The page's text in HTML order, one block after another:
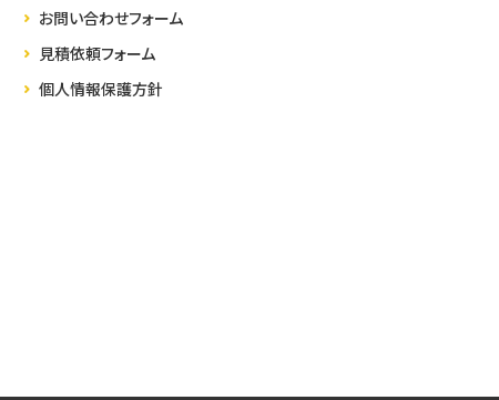
お問い合わせフォーム
見積依頼フォーム
個人情報保護方針